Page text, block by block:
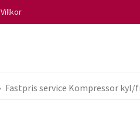
Villkor
Fastpris service Kompressor kyl/